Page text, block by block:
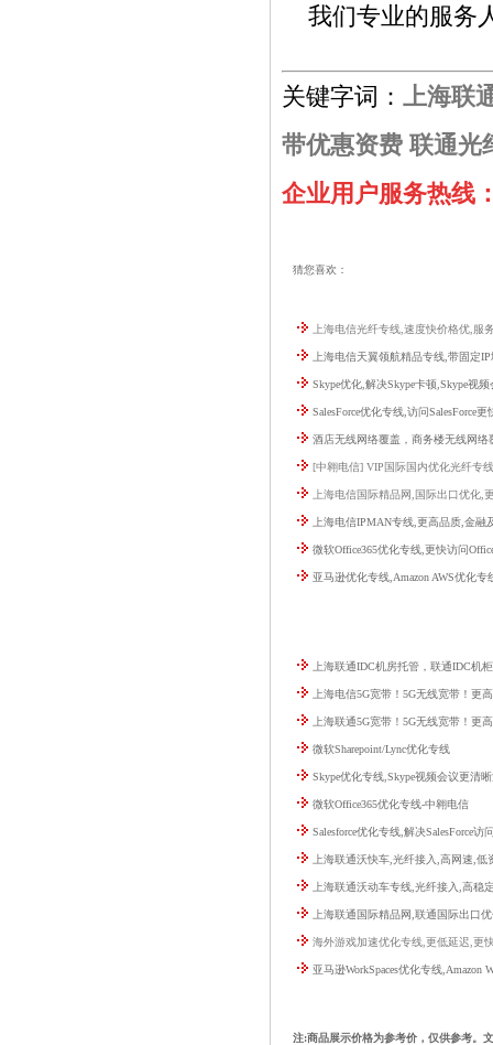
我们专业的服务
关键字词： 上海联
带优惠资费 联通光
企业用户服务热线
猜您喜欢：
上海电信光纤专线,速度快价格优,服
上海电信天翼领航精品专线,带固定
Skype优化,解决Skype卡顿,Skype视
SalesForce优化专线,访问SalesForce更
酒店无线网络覆盖，商务楼无线网络
[中翱电信] VIP国际国内优化光纤专线
上海电信国际精品网,国际出口优化,
上海电信IPMAN专线,更高品质,金融
微软Office365优化专线,更快访问
亚马逊优化专线,Amazon AWS优化专
上海联通IDC机房托管，联通IDC机
上海电信5G宽带！5G无线宽带！更
上海联通5G宽带！5G无线宽带！更
微软Sharepoint/Lync优化专线
Skype优化专线,Skype视频会议更清
微软Office365优化专线-中翱电信
Salesforce优化专线,解决SalesForce访
上海联通沃快车,光纤接入,高网速,低
上海联通沃动车专线,光纤接入,高稳
上海联通国际精品网,联通国际出口
海外游戏加速优化专线,更低延迟,更
亚马逊WorkSpaces优化专线,Amazon
注:商品展示价格为参考价，仅供参考。